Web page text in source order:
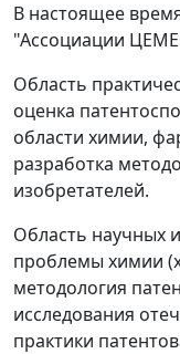
В настоящее
"Ассоциации
Область
оценка
области химии,
разработка
изобретателей.
Область научных
проблемы химии
методология
исследования
практики